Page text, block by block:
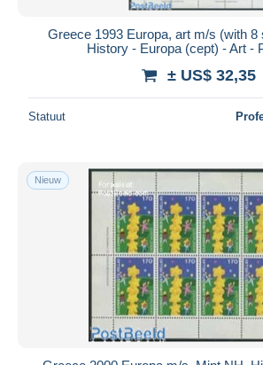
Greece 1993 Europa, art m/s (with 8
History - Europa (cept) - Art -
± US$ 32,35
Statuut
Nieuw